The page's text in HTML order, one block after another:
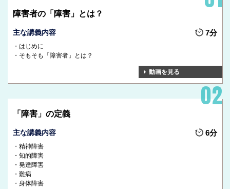
障害者の「障害」とは？
主な講義内容 7分
はじめに
そもそも「障害者」とは？
動画を見る
「障害」の定義
主な講義内容 6分
精神障害
知的障害
発達障害
難病
身体障害